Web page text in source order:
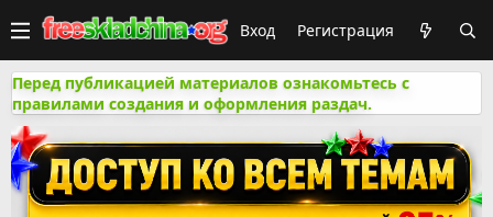
Вход Регистрация
Перед публикацией материалов ознакомьтесь с
правилами создания и оформления раздач.